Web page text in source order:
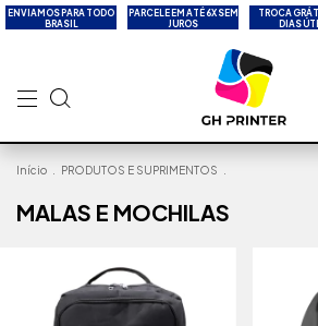
ENVIAMOS PARA TODO
BRASIL
PARCELE EM ATÉ 6X SEM
JUROS
TROCA
DIAS
Início PRODUTOS E SUPRIMENTOS
MALAS E MOCHILAS